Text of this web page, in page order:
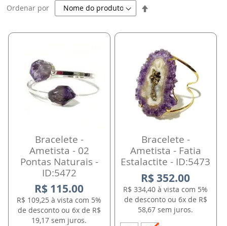
Ordenar por
Bracelete -
Ametista - 02
Pontas Naturais -
ID:5472
R$ 115.00
R$ 109,25 à vista com 5%
de desconto ou 6x de R$
19,17 sem juros.
Bracelete -
Ametista - Fatia
Estalactite - ID:5473
R$ 352.00
R$ 334,40 à vista com 5%
de desconto ou 6x de R$
58,67 sem juros.